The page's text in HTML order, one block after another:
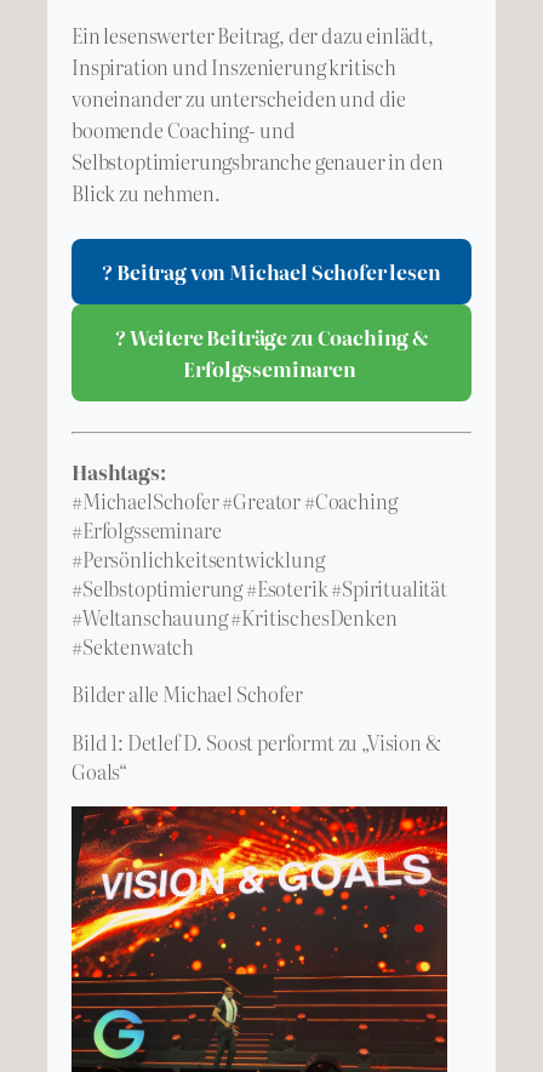
Ein lesenswerter Beitrag, der dazu einlädt,
Inspiration und Inszenierung kritisch
voneinander zu unterscheiden und die
boomende Coaching- und
Selbstoptimierungsbranche genauer in den
Blick zu nehmen.
? Beitrag von Michael Schofer lesen
? Weitere Beiträge zu Coaching &
Erfolgsseminaren
Hashtags:
#MichaelSchofer #Greator #Coaching
#Erfolgsseminare
#Persönlichkeitsentwicklung
#Selbstoptimierung #Esoterik #Spiritualität
#Weltanschauung #KritischesDenken
#Sektenwatch
Bilder alle Michael Schofer
Bild 1: Detlef D. Soost performt zu „Vision &
Goals“